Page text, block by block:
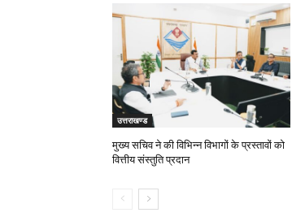
उत्तराखण्ड
मुख्य सचिव ने की विभिन्न विभागों के प्रस्तावों को
वित्तीय संस्तुति प्रदान